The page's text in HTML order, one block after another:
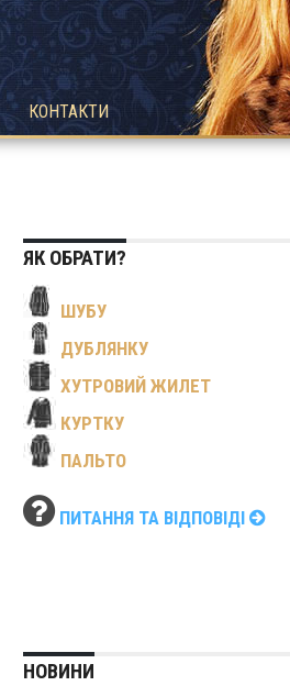
КОНТАКТИ
ЯК ОБРАТИ?
ШУБУ
ДУБЛЯНКУ
ХУТРОВИЙ ЖИЛЕТ
КУРТКУ
ПАЛЬТО
ПИТАННЯ ТА ВІДПОВІДІ
НОВИНИ